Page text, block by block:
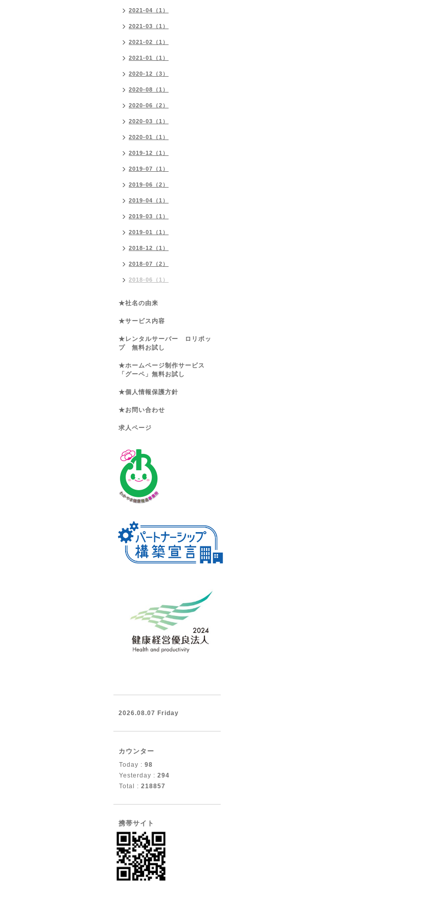
2021-04（1）
2021-03（1）
2021-02（1）
2021-01（1）
2020-12（3）
2020-08（1）
2020-06（2）
2020-03（1）
2020-01（1）
2019-12（1）
2019-07（1）
2019-06（2）
2019-04（1）
2019-03（1）
2019-01（1）
2018-12（1）
2018-07（2）
2018-06（1）
★社名の由来
★サービス内容
★レンタルサーバー ロリポッ
プ 無料お試し
★ホームページ制作サービス
「グーペ」無料お試し
★個人情報保護方針
★お問い合わせ
求人ページ
2026.08.07 Friday
カウンター
Today : 98
Yesterday : 294
Total : 218857
携帯サイト